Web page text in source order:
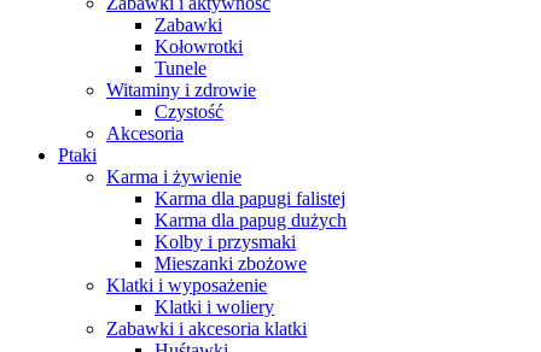
Zabawki
Kołowrotki
Tunele
Witaminy i zdrowie
Czystość
Akcesoria
Ptaki
Karma i żywienie
Karma dla papugi falistej
Karma dla papug dużych
Kolby i przysmaki
Mieszanki zbożowe
Klatki i wyposażenie
Klatki i woliery
Zabawki i akcesoria klatki